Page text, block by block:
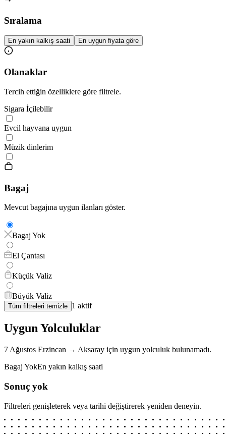
Sıralama
En yakın kalkış saati En uygun fiyata göre
Olanaklar
Tercih ettiğin özelliklere göre filtrele.
Sigara İçilebilir
Evcil hayvana uygun
Müzik dinlerim
Bagaj
Mevcut bagajına uygun ilanları göster.
Bagaj Yok
El Çantası
Küçük Valiz
Büyük Valiz
Tüm filtreleri temizle 1 aktif
Uygun Yolculuklar
7 Ağustos Erzincan → Aksaray için uygun yolculuk bulunamadı.
Bagaj YokEn yakın kalkış saati
Sonuç yok
Filtreleri genişleterek veya tarihi değiştirerek yeniden deneyin.